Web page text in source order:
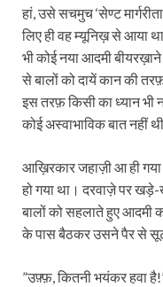
हां, उसे सचमुच ‘सेण्ट
लिए ही वह म्यूनिख़ से आया
भी कोई नया आदमी
से बालों को दायें कान की
इस तरफ़ किसी का ध्यान भी
कोई अस्वाभाविक बात नहीं
आख़िरकार जहाज़ी आ ही
हो गया था। दरवाज़े पर
बालों को सहलाते हुए
के पास बैठकर उसने पैर से
”उफ़्फ़, कितनी भयंकर हवा